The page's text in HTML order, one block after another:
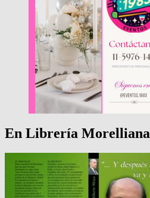
En Librería Morelliana